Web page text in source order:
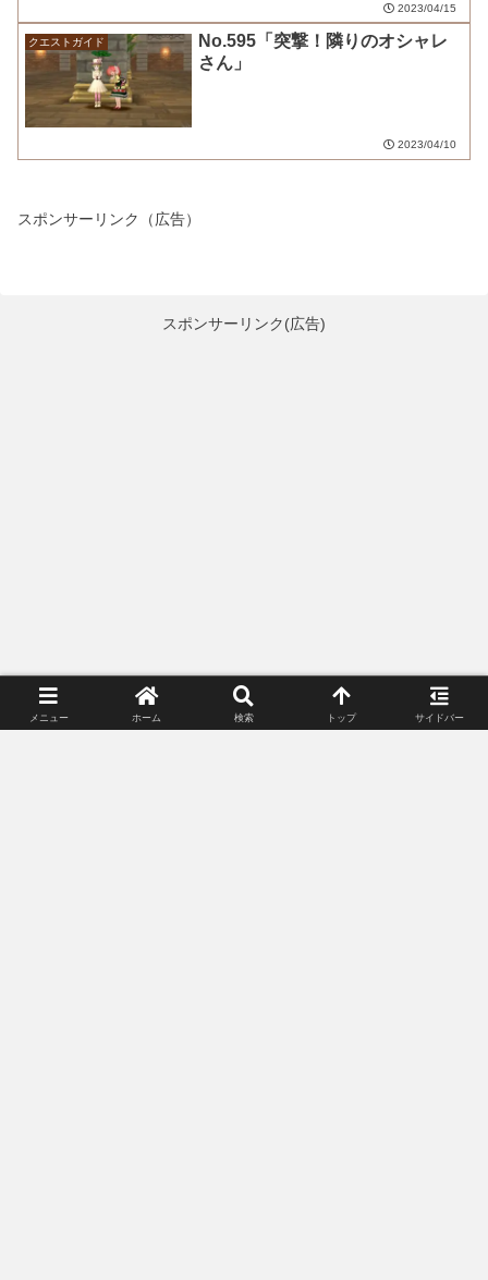
2023/04/15
クエストガイド
No.595「突撃！隣りのオシャレ
さん」
2023/04/10
スポンサーリンク（広告）
メニュー ホーム 検索 トップ サイドバー